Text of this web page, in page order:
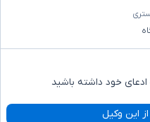
ادعای خود داشته باشید
این وکیل